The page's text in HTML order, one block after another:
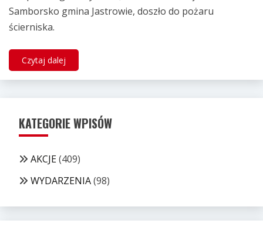
Samborsko gmina Jastrowie, doszło do pożaru
ścierniska.
Czytaj dalej
KATEGORIE WPISÓW
AKCJE(409)
WYDARZENIA(98)